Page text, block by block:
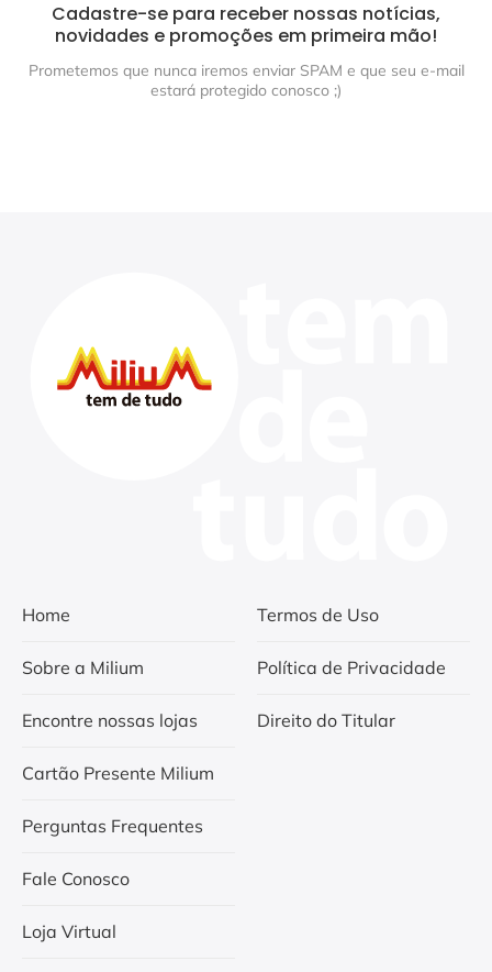
Cadastre-se para receber nossas notícias,
novidades e promoções em primeira mão!
Prometemos que nunca iremos enviar SPAM e que seu e-mail
estará protegido conosco ;)
Home
Sobre a Milium
Encontre nossas lojas
Cartão Presente Milium
Perguntas Frequentes
Fale Conosco
Loja Virtual
Termos de Uso
Política de Privacidade
Direito do Titular